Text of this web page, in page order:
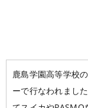
学校概要
在校生の声
鹿島学園高等学校
ーで行なわれまし